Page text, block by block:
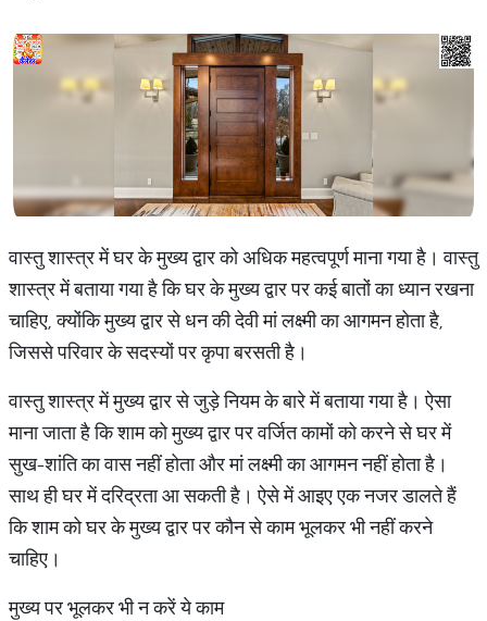
वास्तु शास्त्र में घर के मुख्य द्वार को अधिक महत्वपूर्ण माना गया है। वास्तु
शास्त्र में बताया गया है कि घर के मुख्य द्वार पर कई बातों का ध्यान रखना
चाहिए, क्योंकि मुख्य द्वार से धन की देवी मां लक्ष्मी का आगमन होता है,
जिससे परिवार के सदस्यों पर कृपा बरसती है।
वास्तु शास्त्र में मुख्य द्वार से जुड़े नियम के बारे में बताया गया है। ऐसा
माना जाता है कि शाम को मुख्य द्वार पर वर्जित कामों को करने से घर में
सुख-शांति का वास नहीं होता और मां लक्ष्मी का आगमन नहीं होता है।
साथ ही घर में दरिद्रता आ सकती है। ऐसे में आइए एक नजर डालते हैं
कि शाम को घर के मुख्य द्वार पर कौन से काम भूलकर भी नहीं करने
चाहिए।
मुख्य पर भूलकर भी न करें ये काम